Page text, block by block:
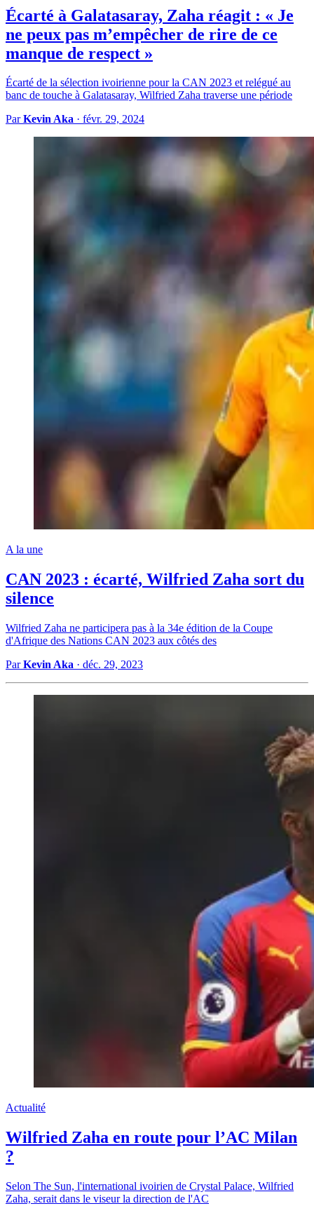
Écarté à Galatasaray, Zaha réagit : « Je
ne peux pas m’empêcher de rire de ce
manque de respect »
Écarté de la sélection ivoirienne pour la CAN 2023 et relégué au
banc de touche à Galatasaray, Wilfried Zaha traverse une période
ParKevin Aka · févr. 29, 2024
A la une
CAN 2023 : écarté, Wilfried Zaha sort du
silence
Wilfried Zaha ne participera pas à la 34e édition de la Coupe
d'Afrique des Nations CAN 2023 aux côtés des
ParKevin Aka · déc. 29, 2023
Actualité
Wilfried Zaha en route pour l’AC Milan
?
Selon The Sun, l'international ivoirien de Crystal Palace, Wilfried
Zaha, serait dans le viseur la direction de l'AC